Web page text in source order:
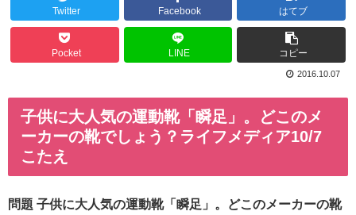
Twitter Facebook はてブ
Pocket LINE コピー
2016.10.07
子供に大人気の運動靴「瞬足」。どこのメ
ーカーの靴でしょう？ライフメディア10/7
こたえ
問題 子供に大人気の運動靴「瞬足」。どこのメーカーの靴